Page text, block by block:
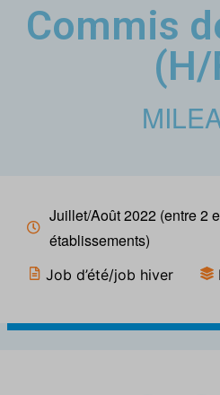
Commis
(H/
Juillet/Août 2022 (entre 2
établissements)
Job d’été/job hiver